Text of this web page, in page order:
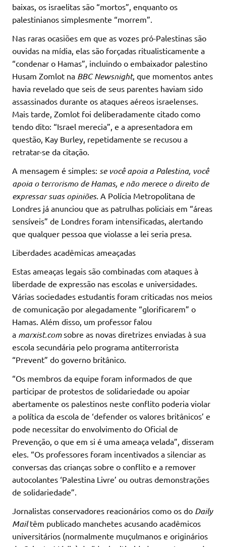
baixas, os israelitas são “mortos”, enquanto os
palestinianos simplesmente “morrem”.
Nas raras ocasiões em que as vozes pró-Palestinas são
ouvidas na mídia, elas são forçadas ritualisticamente a
“condenar o Hamas”, incluindo o embaixador palestino
Husam Zomlot na BBC Newsnight, que momentos antes
havia revelado que seis de seus parentes haviam sido
assassinados durante os ataques aéreos israelenses.
Mais tarde, Zomlot foi deliberadamente citado como
tendo dito: “Israel merecia”, e a apresentadora em
questão, Kay Burley, repetidamente se recusou a
retratar-se da citação.
A mensagem é simples: se você apoia a Palestina, você
apoia o terrorismo de Hamas, e não merece o direito de
expressar suas opiniões. A Polícia Metropolitana de
Londres já anunciou que as patrulhas policiais em “áreas
sensíveis” de Londres foram intensificadas, alertando
que qualquer pessoa que violasse a lei seria presa.
Liberdades acadêmicas ameaçadas
Estas ameaças legais são combinadas com ataques à
liberdade de expressão nas escolas e universidades.
Várias sociedades estudantis foram criticadas nos meios
de comunicação por alegadamente “glorificarem” o
Hamas. Além disso, um professor falou
a marxist.comsobre as novas diretrizes enviadas à sua
escola secundária pelo programa antiterrorista
“Prevent” do governo britânico.
“Os membros da equipe foram informados de que
participar de protestos de solidariedade ou apoiar
abertamente os palestinos neste conflito poderia violar
a política da escola de ‘defender os valores britânicos’ e
pode necessitar do envolvimento do Oficial de
Prevenção, o que em si é uma ameaça velada”, disseram
eles. “Os professores foram incentivados a silenciar as
conversas das crianças sobre o conflito e a remover
autocolantes ‘Palestina Livre’ ou outras demonstrações
de solidariedade”.
Jornalistas conservadores reacionários como os do Daily
Mailtêm publicado manchetes acusando acadêmicos
universitários (normalmente muçulmanos e originários